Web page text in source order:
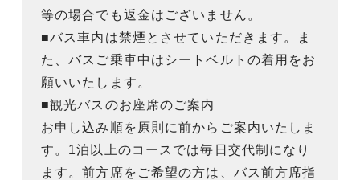
等の場合でも返金はございません。
■バス車内は禁煙とさせていただきます。ま
た、バスご乗車中はシートベルトの着用をお
願いいたします。
■観光バスのお座席のご案内
お申し込み順を原則に前からご案内いたしま
す。1泊以上のコースでは毎日交代制になり
ます。前方席をご希望の方は、バス前方席指